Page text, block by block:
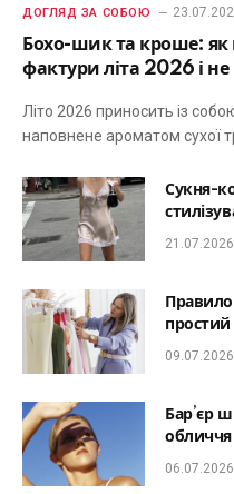
ДОГЛЯД ЗА СОБОЮ
Бохо-шик та кроше: як
фактури літа 2026 і
Літо 2026 приносить із
наповнене ароматом сухої
Сукня-
до
21.07.2026
Правило
який
09.07.2026
Бар’єр
обличчя
06.07.2026